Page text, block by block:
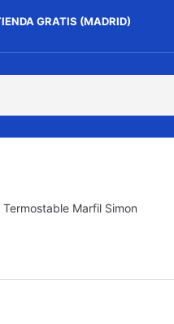
GRATIS (MADRID)
Marfil Simon